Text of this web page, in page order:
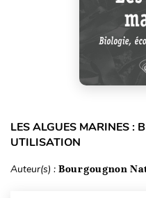
LES ALGUES MARINES :
UTILISATION
Auteur(s) : Bourgougnon